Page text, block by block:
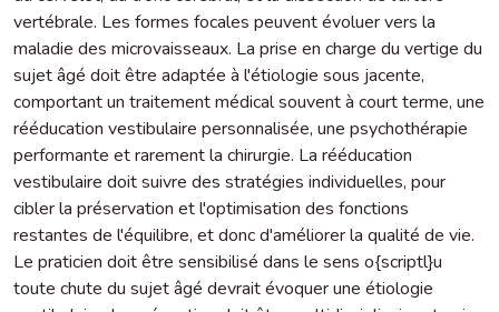
vertébrale. Les formes focales peuvent évoluer vers la
maladie des microvaisseaux. La prise en charge du vertige du
sujet âgé doit être adaptée à l'étiologie sous jacente,
comportant un traitement médical souvent à court terme, une
rééducation vestibulaire personnalisée, une psychothérapie
performante et rarement la chirurgie. La rééducation
vestibulaire doit suivre des stratégies individuelles, pour
cibler la préservation et l'optimisation des fonctions
restantes de l'équilibre, et donc d'améliorer la qualité de vie.
Le praticien doit être sensibilisé dans le sens o{scriptl}u
toute chute du sujet âgé devrait évoquer une étiologie